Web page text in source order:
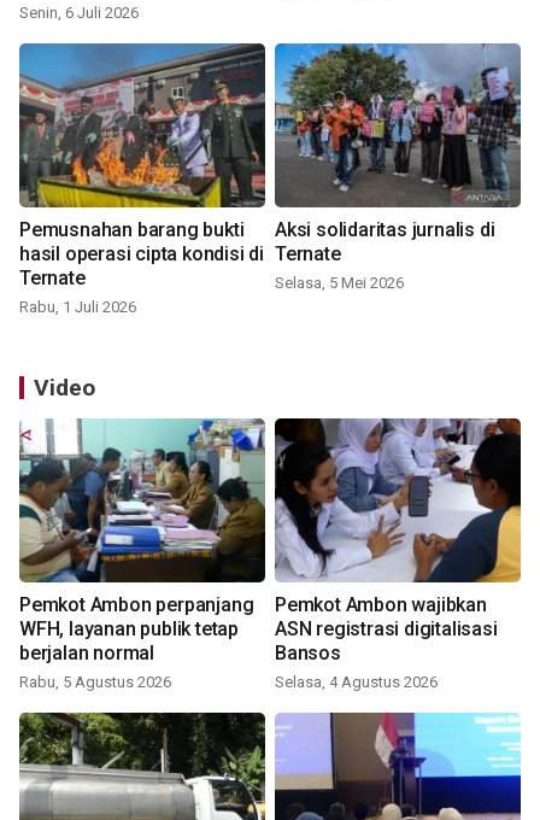
Senin, 6 Juli 2026
Pemusnahan barang bukti
hasil operasi cipta kondisi di
Ternate
Rabu, 1 Juli 2026
Aksi solidaritas jurnalis di
Ternate
Selasa, 5 Mei 2026
Video
Pemkot Ambon perpanjang
WFH, layanan publik tetap
berjalan normal
Rabu, 5 Agustus 2026
Pemkot Ambon wajibkan
ASN registrasi digitalisasi
Bansos
Selasa, 4 Agustus 2026